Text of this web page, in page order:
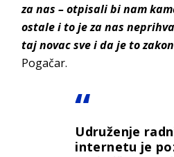
za nas – otpisali bi nam
ostale i to je za nas
taj novac sve i da je to
Pogačar.
Udruženje
internetu je